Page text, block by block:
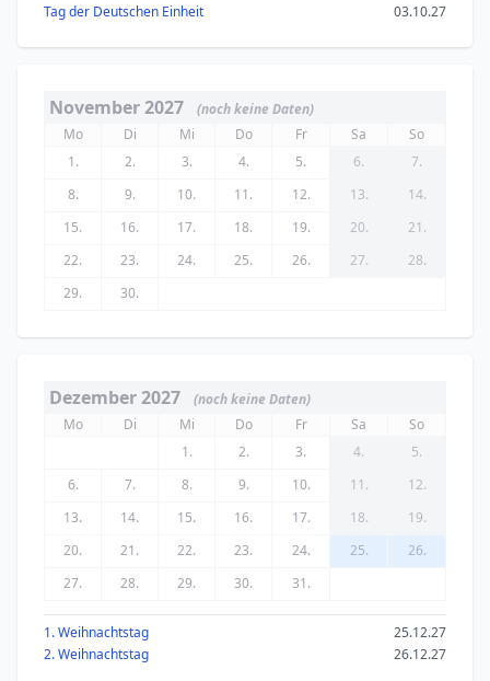
Tag der Deutschen Einheit 03.10.27
November 2027
(noch keine Daten)
Mo
Di Mi Do Fr Sa
So
1.
2. 3. 4. 5. 6.
7.
8.
9. 10. 11. 12. 13.
14.
15.
16. 17. 18. 19. 20.
21.
22.
23. 24. 25. 26. 27.
28.
29.
30.
Dezember 2027
(noch keine Daten)
Mo
Di Mi Do Fr Sa
So
1.
2. 3. 4.
5.
6.
7. 8. 9. 10. 11.
12.
13.
14. 15. 16. 17. 18.
19.
20.
21. 22. 23. 24. 25.
26.
27.
28. 29. 30. 31.
1. Weihnachtstag
25.12.27
2. Weihnachtstag
26.12.27